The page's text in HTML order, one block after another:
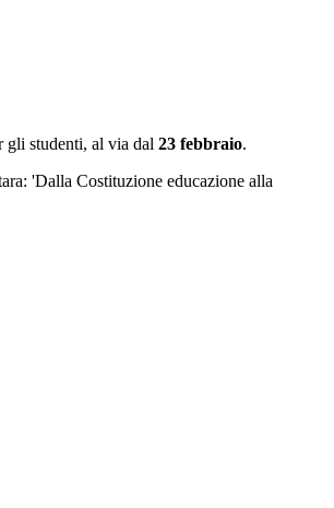
studenti, al via dal 23 febbraio.
'Dalla Costituzione educazione alla